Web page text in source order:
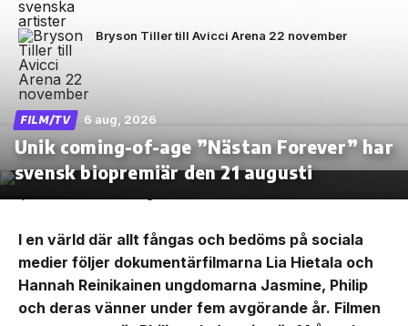
Bryson Tiller till Avicci Arena 22 november
FILM/TV 6 aug, 2026
Unik coming-of-age ”Nästan Forever” har
svensk biopremiär den 21 augusti
I en värld där allt fångas och bedöms på sociala
medier följer dokumentärfilmarna Lia Hietala och
Hannah Reinikainen ungdomarna Jasmine, Philip
och deras vänner under fem avgörande år. Filmen